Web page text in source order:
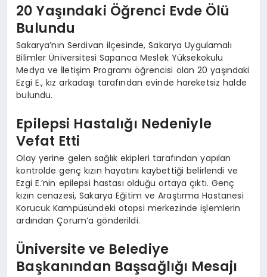
20 Yaşındaki Öğrenci Evde Ölü
Bulundu
Sakarya’nın Serdivan ilçesinde, Sakarya Uygulamalı
Bilimler Üniversitesi Sapanca Meslek Yüksekokulu
Medya ve İletişim Programı öğrencisi olan 20 yaşındaki
Ezgi E., kız arkadaşı tarafından evinde hareketsiz halde
bulundu.
Epilepsi Hastalığı Nedeniyle
Vefat Etti
Olay yerine gelen sağlık ekipleri tarafından yapılan
kontrolde genç kızın hayatını kaybettiği belirlendi ve
Ezgi E.’nin epilepsi hastası olduğu ortaya çıktı. Genç
kızın cenazesi, Sakarya Eğitim ve Araştırma Hastanesi
Korucuk Kampüsündeki otopsi merkezinde işlemlerin
ardından Çorum’a gönderildi.
Üniversite ve Belediye
Başkanından Başsağlığı Mesajı